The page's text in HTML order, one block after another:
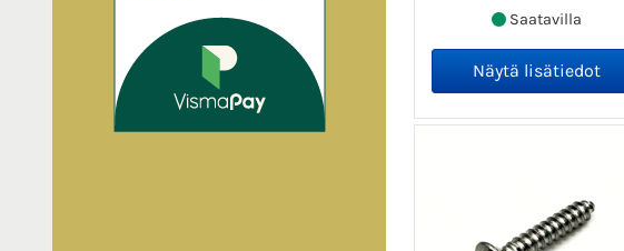
Saatavilla